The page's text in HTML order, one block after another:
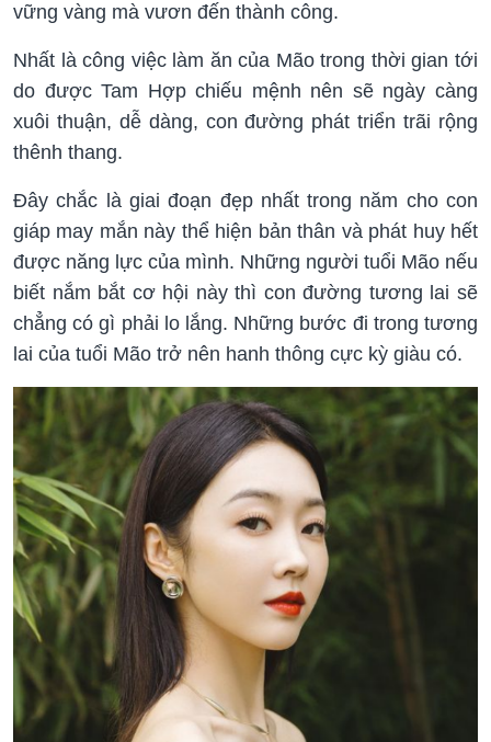
vững vàng mà vươn đến thành công.
Nhất là công việc làm ăn của Mão trong thời gian tới
do được Tam Hợp chiếu mệnh nên sẽ ngày càng
xuôi thuận, dễ dàng, con đường phát triển trãi rộng
thênh thang.
Đây chắc là giai đoạn đẹp nhất trong năm cho con
giáp may mắn này thể hiện bản thân và phát huy hết
được năng lực của mình. Những người tuổi Mão nếu
biết nắm bắt cơ hội này thì con đường tương lai sẽ
chẳng có gì phải lo lắng. Những bước đi trong tương
lai của tuổi Mão trở nên hanh thông cực kỳ giàu có.